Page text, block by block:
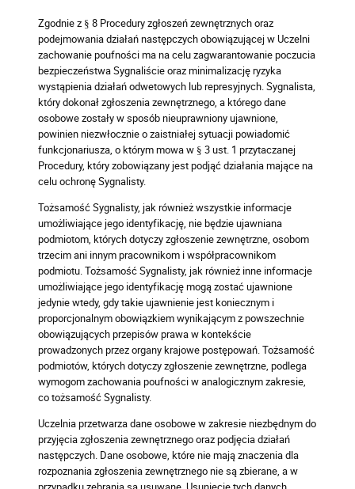
Zgodnie z § 8 Procedury zgłoszeń zewnętrznych oraz
podejmowania działań następczych obowiązującej w Uczelni
zachowanie poufności ma na celu zagwarantowanie poczucia
bezpieczeństwa Sygnaliście oraz minimalizację ryzyka
wystąpienia działań odwetowych lub represyjnych. Sygnalista,
który dokonał zgłoszenia zewnętrznego, a którego dane
osobowe zostały w sposób nieuprawniony ujawnione,
powinien niezwłocznie o zaistniałej sytuacji powiadomić
funkcjonariusza, o którym mowa w § 3 ust. 1 przytaczanej
Procedury, który zobowiązany jest podjąć działania mające na
celu ochronę Sygnalisty.
Tożsamość Sygnalisty, jak również wszystkie informacje
umożliwiające jego identyfikację, nie będzie ujawniana
podmiotom, których dotyczy zgłoszenie zewnętrzne, osobom
trzecim ani innym pracownikom i współpracownikom
podmiotu. Tożsamość Sygnalisty, jak również inne informacje
umożliwiające jego identyfikację mogą zostać ujawnione
jedynie wtedy, gdy takie ujawnienie jest koniecznym i
proporcjonalnym obowiązkiem wynikającym z powszechnie
obowiązujących przepisów prawa w kontekście
prowadzonych przez organy krajowe postępowań. Tożsamość
podmiotów, których dotyczy zgłoszenie zewnętrzne, podlega
wymogom zachowania poufności w analogicznym zakresie,
co tożsamość Sygnalisty.
Uczelnia przetwarza dane osobowe w zakresie niezbędnym do
przyjęcia zgłoszenia zewnętrznego oraz podjęcia działań
następczych. Dane osobowe, które nie mają znaczenia dla
rozpoznania zgłoszenia zewnętrznego nie są zbierane, a w